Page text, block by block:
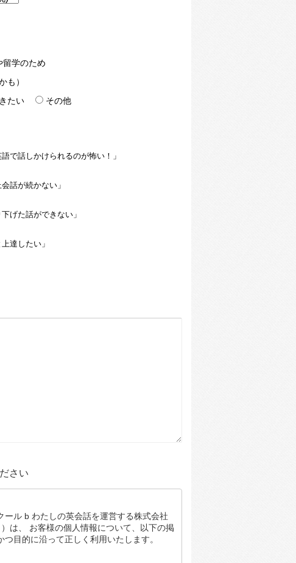
留学のため
も）
たい
その他
で話しかけられるのが怖い！」
話が続かない」
げた話ができない」
達したい」
さい
ル b わたしの英会話を運営する株式会社
は、 お客様の個人情報について、以下の掲
目的に沿って正しく利用いたします。